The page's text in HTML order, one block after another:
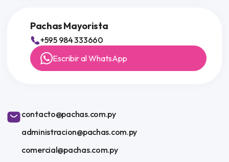
Pachas Mayorista
+595 984 333660
Escribir al WhatsApp
contacto@pachas.com.py
administracion@pachas.com.py
comercial@pachas.com.py